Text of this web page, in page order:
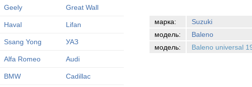
Geely Great Wall
Haval Lifan
Ssang Yong УАЗ
Alfa Romeo Audi
BMW Cadillac
марка:
Suzuki
модель:
Baleno
модель:
Baleno universal